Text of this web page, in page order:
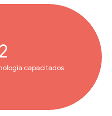
capacitados